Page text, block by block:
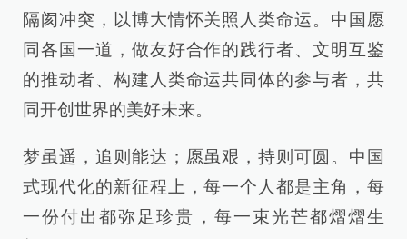
隔阂冲突，以博大情怀关照人类命运。中国愿
同各国一道，做友好合作的践行者、文明互鉴
的推动者、构建人类命运共同体的参与者，共
同开创世界的美好未来。
梦虽遥，追则能达；愿虽艰，持则可圆。中国
式现代化的新征程上，每一个人都是主角，每
一份付出都弥足珍贵，每一束光芒都熠熠生